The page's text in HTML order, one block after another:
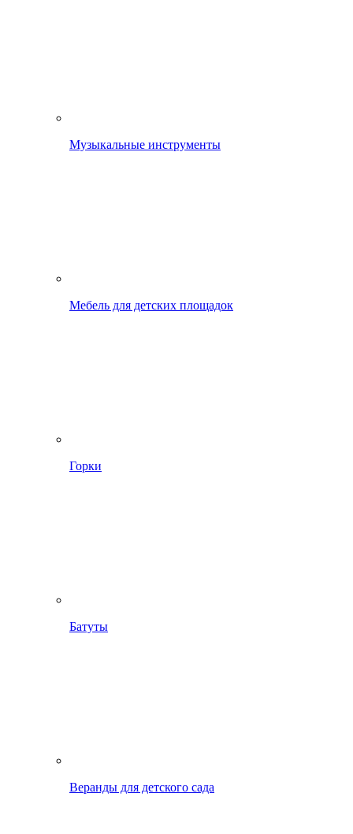
Музыкальные инструменты
Мебель для детских площадок
Горки
Батуты
Веранды для детского сада